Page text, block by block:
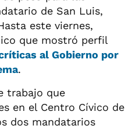
de San Luis,
este viernes,
que mostró perfil
al Gobierno por
.
trabajo que
en el Centro Cívico de
dos mandatarios